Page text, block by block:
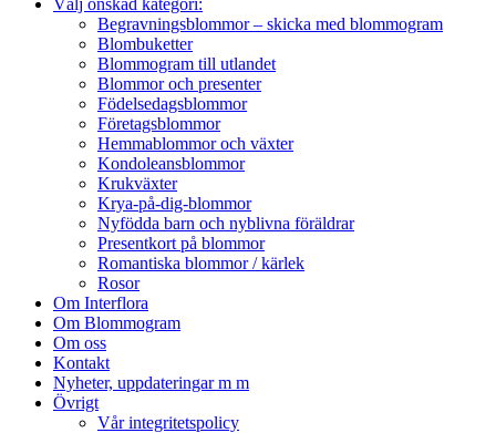
Begravningsblommor – skicka med blommogram
Blombuketter
Blommogram till utlandet
Blommor och presenter
Födelsedagsblommor
Företagsblommor
Hemmablommor och växter
Kondoleansblommor
Krukväxter
Krya-på-dig-blommor
Nyfödda barn och nyblivna föräldrar
Presentkort på blommor
Romantiska blommor / kärlek
Rosor
Om Interflora
Om Blommogram
Om oss
Kontakt
Nyheter, uppdateringar m m
Övrigt
Vår integritetspolicy